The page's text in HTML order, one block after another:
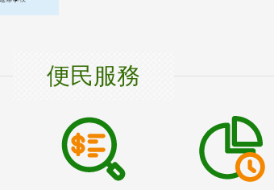
便民服務